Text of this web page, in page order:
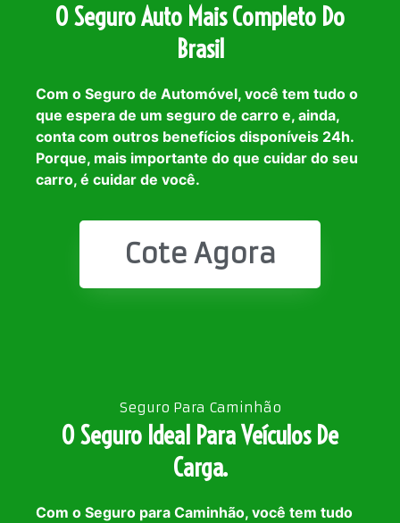
O Seguro Auto Mais Completo Do
Brasil
Com o Seguro de Automóvel, você tem tudo o
que espera de um seguro de carro e, ainda,
conta com outros benefícios disponíveis 24h.
Porque, mais importante do que cuidar do seu
carro, é cuidar de você.
Cote Agora
Seguro Para Caminhão
O Seguro Ideal Para Veículos De
Carga.
Com o Seguro para Caminhão, você tem tudo